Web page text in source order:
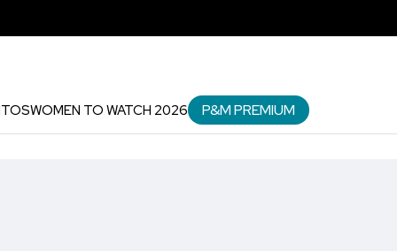
WOMEN TO WATCH 2026 P&M PREMIUM